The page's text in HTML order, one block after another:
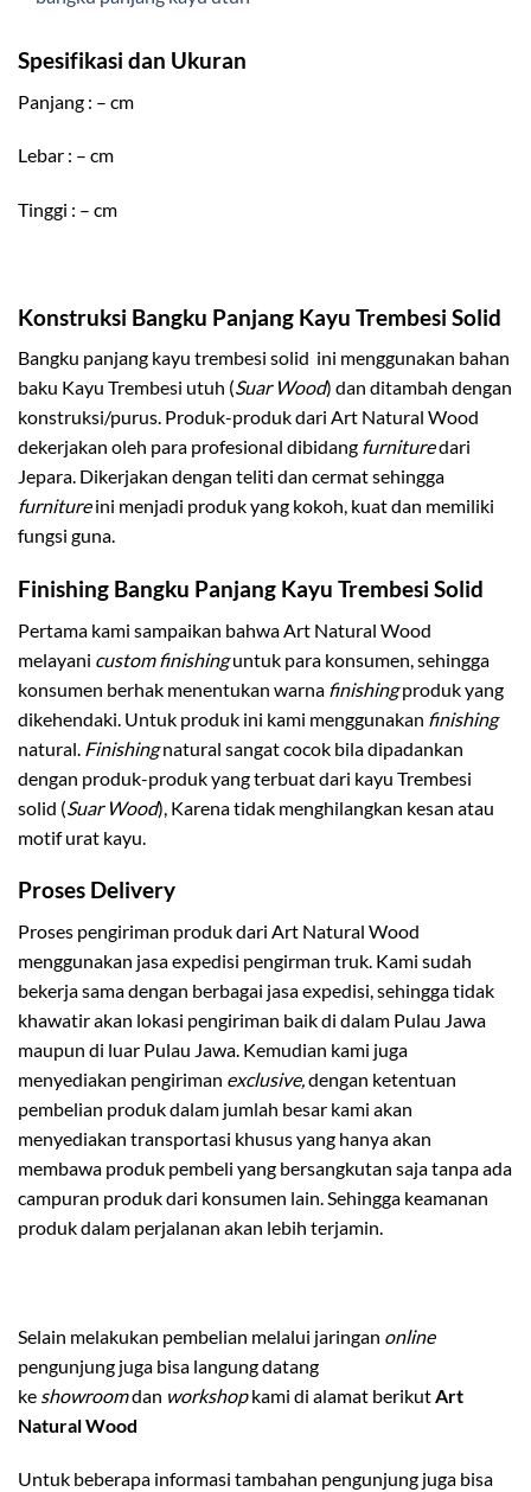
Spesifikasi dan Ukuran
Panjang : – cm
Lebar : – cm
Tinggi : – cm
Konstruksi Bangku Panjang Kayu Trembesi Solid
Bangku panjang kayu trembesi solid ini menggunakan bahan
baku Kayu Trembesi utuh (Suar Wood) dan ditambah dengan
konstruksi/purus. Produk-produk dari Art Natural Wood
dekerjakan oleh para profesional dibidang furnituredari
Jepara. Dikerjakan dengan teliti dan cermat sehingga
furnitureini menjadi produk yang kokoh, kuat dan memiliki
fungsi guna.
Finishing Bangku Panjang Kayu Trembesi Solid
Pertama kami sampaikan bahwa Art Natural Wood
melayani custom finishinguntuk para konsumen, sehingga
konsumen berhak menentukan warna finishingproduk yang
dikehendaki. Untuk produk ini kami menggunakan finishing
natural. Finishingnatural sangat cocok bila dipadankan
dengan produk-produk yang terbuat dari kayu Trembesi
solid (Suar Wood), Karena tidak menghilangkan kesan atau
motif urat kayu.
Proses Delivery
Proses pengiriman produk dari Art Natural Wood
menggunakan jasa expedisi pengirman truk. Kami sudah
bekerja sama dengan berbagai jasa expedisi, sehingga tidak
khawatir akan lokasi pengiriman baik di dalam Pulau Jawa
maupun di luar Pulau Jawa. Kemudian kami juga
menyediakan pengiriman exclusive,dengan ketentuan
pembelian produk dalam jumlah besar kami akan
menyediakan transportasi khusus yang hanya akan
membawa produk pembeli yang bersangkutan saja tanpa ada
campuran produk dari konsumen lain. Sehingga keamanan
produk dalam perjalanan akan lebih terjamin.
Selain melakukan pembelian melalui jaringan online
pengunjung juga bisa langung datang
ke showroomdan workshopkami di alamat berikut Art
Natural Wood
Untuk beberapa informasi tambahan pengunjung juga bisa